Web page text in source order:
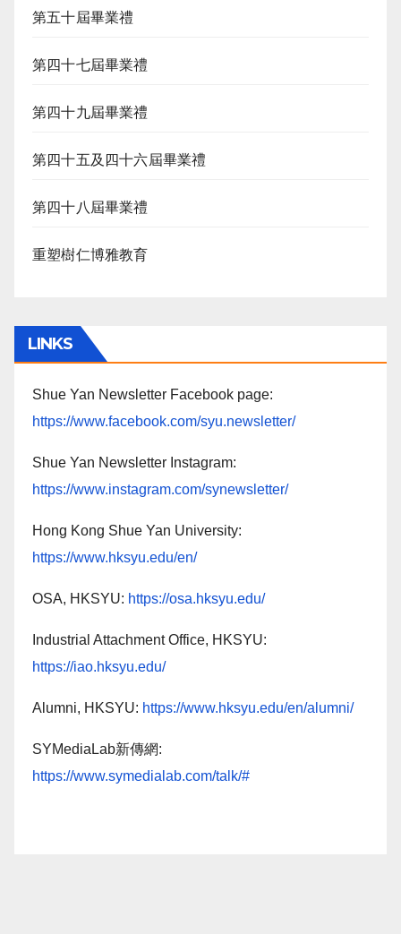
第五十屆畢業禮
第四十七屆畢業禮
第四十九屆畢業禮
第四十五及四十六屆畢業禮
第四十八屆畢業禮
重塑樹仁博雅教育
LINKS
Shue Yan Newsletter Facebook page:
https://www.facebook.com/syu.newsletter/
Shue Yan Newsletter Instagram:
https://www.instagram.com/synewsletter/
Hong Kong Shue Yan University:
https://www.hksyu.edu/en/
OSA, HKSYU: https://osa.hksyu.edu/
Industrial Attachment Office, HKSYU:
https://iao.hksyu.edu/
Alumni, HKSYU: https://www.hksyu.edu/en/alumni/
SYMediaLab新傳網:
https://www.symedialab.com/talk/#